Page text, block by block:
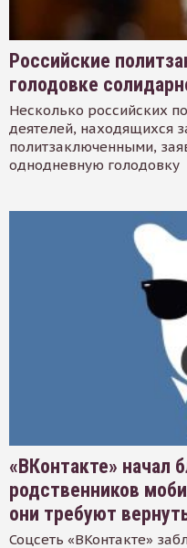
Российские
голодовке
Несколько российских
деятелей, находящихся
политзаключенными,
однодневную голодовку
«ВКонтакте» начал
родственников
они требуют
Соцсеть «ВКонтакте»